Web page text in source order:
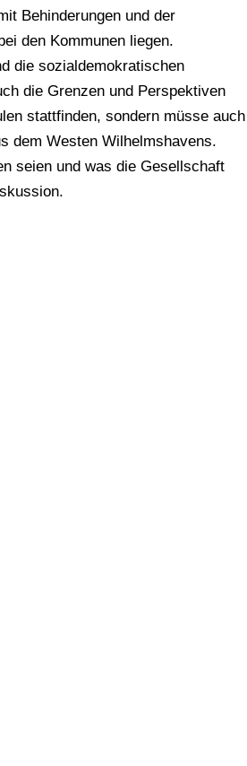
Behinderungen und der
den Kommunen liegen.
die sozialdemokratischen
die Grenzen und Perspektiven
stattfinden, sondern müsse auch
dem Westen Wilhelmshavens.
seien und was die Gesellschaft